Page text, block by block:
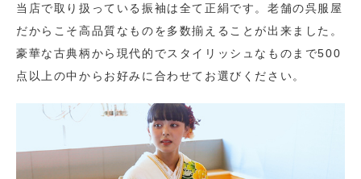
当店で取り扱っている振袖は全て正絹です。老舗の呉服屋
だからこそ高品質なものを多数揃えることが出来ました。
豪華な古典柄から現代的でスタイリッシュなものまで500
点以上の中からお好みに合わせてお選びください。